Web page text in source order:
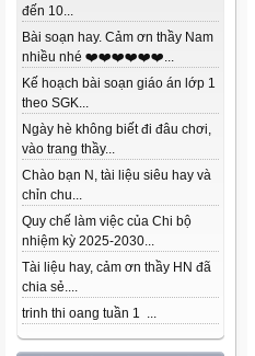
đến 10...
Bài soạn hay. Cảm ơn thầy Nam
nhiều nhé ❤️❤️❤️❤️❤️❤️...
Kế hoạch bài soạn giáo án lớp 1
theo SGK...
Ngày hè không biết đi đâu chơi,
vào trang thầy...
Chào bạn N, tài liệu siêu hay và
chỉn chu...
Quy chế làm việc của Chi bộ
nhiệm kỳ 2025-2030...
Tài liệu hay, cảm ơn thầy HN đã
chia sẻ....
trinh thi oang tuần 1 ...